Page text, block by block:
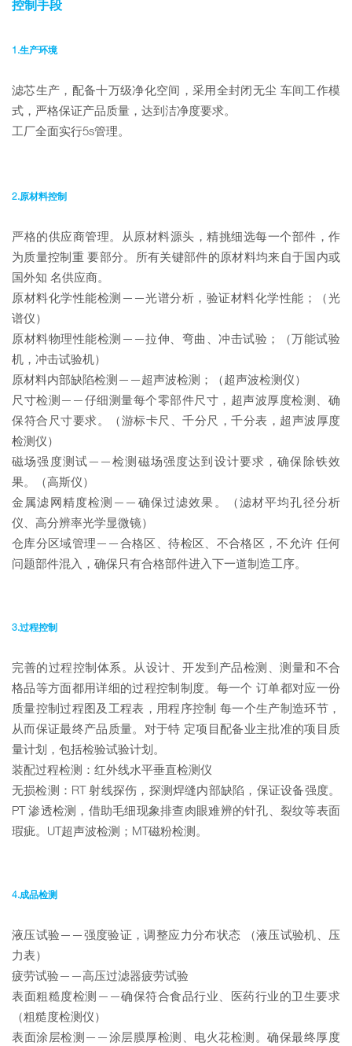
控制手段
1.生产环境
滤芯生产，配备十万级净化空间，采用全封闭无尘 车间工作模
式，严格保证产品质量，达到洁净度要求。
工厂全面实行5s管理。
2.原材料控制
严格的供应商管理。从原材料源头，精挑细选每一个部件，作
为质量控制重 要部分。所有关键部件的原材料均来自于国内或
国外知 名供应商。
原材料化学性能检测——光谱分析，验证材料化学性能；（光
谱仪）
原材料物理性能检测——拉伸、弯曲、冲击试验；（万能试验
机，冲击试验机）
原材料内部缺陷检测——超声波检测；（超声波检测仪）
尺寸检测——仔细测量每个零部件尺寸，超声波厚度检测、确
保符合尺寸要求。（游标卡尺、千分尺，千分表，超声波厚度
检测仪）
磁场强度测试——检测磁场强度达到设计要求，确保除铁效
果。（高斯仪）
金属滤网精度检测——确保过滤效果。（滤材平均孔径分析
仪、高分辨率光学显微镜）
仓库分区域管理——合格区、待检区、不合格区，不允许 任何
问题部件混入，确保只有合格部件进入下一道制造工序。
3.过程控制
完善的过程控制体系。从设计、开发到产品检测、测量和不合
格品等方面都用详细的过程控制制度。每一个 订单都对应一份
质量控制过程图及工程表，用程序控制 每一个生产制造环节，
从而保证最终产品质量。对于特 定项目配备业主批准的项目质
量计划，包括检验试验计划。
装配过程检测：红外线水平垂直检测仪
无损检测：RT 射线探伤，探测焊缝内部缺陷，保证设备强度。
PT 渗透检测，借助毛细现象排查肉眼难辨的针孔、裂纹等表面
瑕疵。UT超声波检测；MT磁粉检测。
4.成品检测
液压试验——强度验证，调整应力分布状态 （液压试验机、压
力表）
疲劳试验——高压过滤器疲劳试验
表面粗糙度检测——确保符合食品行业、医药行业的卫生要求
（粗糙度检测仪）
表面涂层检测——涂层膜厚检测、电火花检测。确保最终厚度